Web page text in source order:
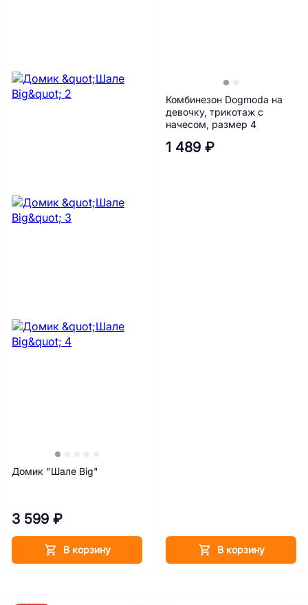
Домик "Шале Big"
3 599 ₽
В корзину
Комбинезон Dogmoda на
девочку, трикотаж с
начесом, размер 4
1 489 ₽
В корзину